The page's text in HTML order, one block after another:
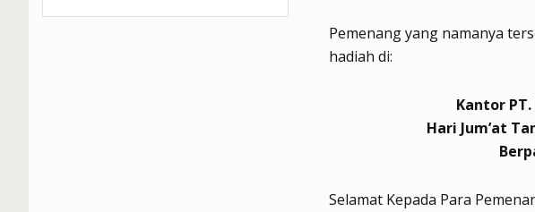
Pemenang yang namanya
hadiah di:
Kantor PT.
Hari Jum’at
Selamat Kepada Para